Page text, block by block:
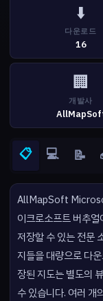
⬇️
다운로드
16
🏢
개발사
📋 💻 📝
AllMapSoft
이크로소프트 버추
저장할 수 있는 전문
지들을 대량으로 다
장된 지도는 별도의
수 있습니다. 여러 개